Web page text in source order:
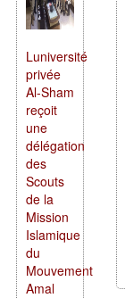
Luniversité
privée
Al-Sham
reçoit
une
délégation
des
Scouts
de la
Mission
Islamique
du
Mouvement
Amal